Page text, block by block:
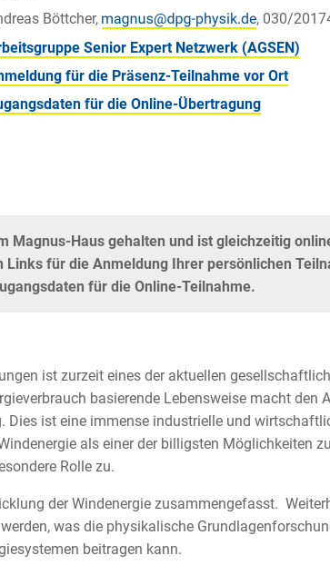
Böttcher,
, 030/
Senior Expert Netzwerk (AGSEN)
für die Präsenz-Teilnahme vor Ort
für die Online-Übertragung
Magnus-Haus gehalten und ist gleichzeitig
Links für die Anmeldung Ihrer persönlichen
für die Online-Teilnahme.
ist zurzeit eines der aktuellen
basierende Lebensweise macht den
Dies ist eine immense industrielle und
als einer der billigsten Möglichkeiten
Rolle zu.
der Windenergie zusammengefasst.
was die physikalische
beitragen kann.